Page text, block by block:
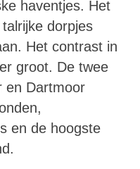
haventjes. Het
dorpjes
Het contrast in
groot. De twee
en Dartmoor
en de hoogste